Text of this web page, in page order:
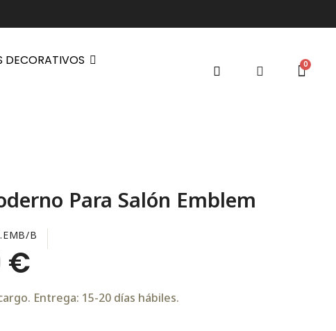
DECORATIVOS
Para Salón Emblem
B
€
Entrega: 15-20 días hábiles.